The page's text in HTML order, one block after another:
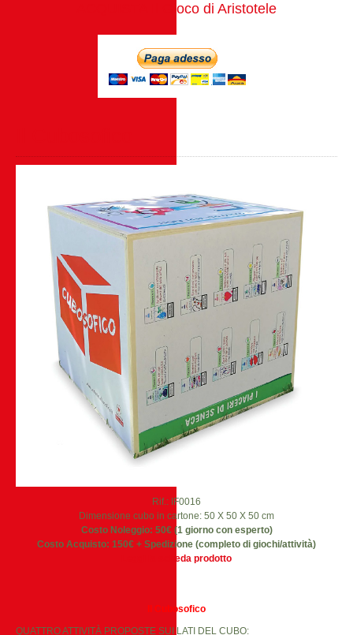
ACQUISTA Il Gioco di Aristotele
Rif.: IF0016
Dimensione cubo in cartone: 50 X 50 X 50 cm
Costo Noleggio: 50€ (1 giorno con esperto)
Costo Acquisto: 150€ + Spedizione (completo di giochi/attività)
Leggi la scheda prodotto
Il Cubosofico
QUATTRO ATTIVITÀ PROPOSTE SUI LATI DEL CUBO: